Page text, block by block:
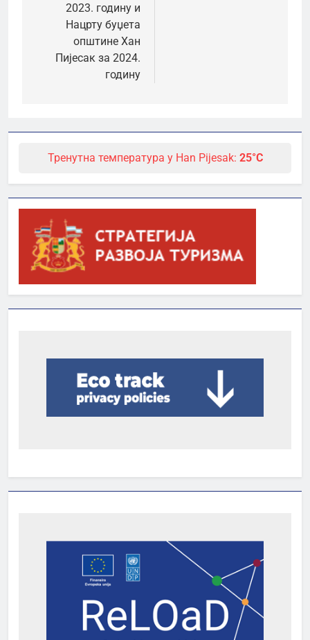
2023. годину и
Нацрту буџета
општине Хан
Пијесак за 2024.
годину
Тренутна температура у Han Pijesak: 25°C